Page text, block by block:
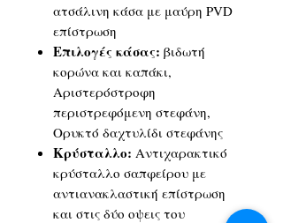
ατσάλινη κάσα με μαύρη PVD
επίστρωση
Επιλογές κάσας: βιδωτή
κορώνα και καπάκι,
Αριστερόστροφη
περιστρεφόμενη στεφάνη,
Ορυκτό δαχτυλίδι στεφάνης
Κρύσταλλο: Αντιχαρακτικό
κρύσταλλο σαπφείρου με
αντιανακλαστική επίστρωση
και στις δύο οψεις του